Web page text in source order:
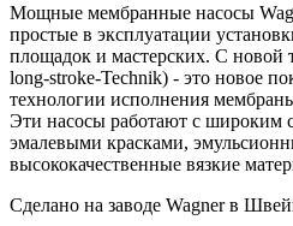
Мощные мембранные насосы
простые в эксплуатации
площадок и мастерских. C новой
long-stroke-Technik) - это новое
технологии исполнения
Эти насосы работают с широким
эмалевыми красками,
высококачественные вязкие
Сделано на заводе Wagner в